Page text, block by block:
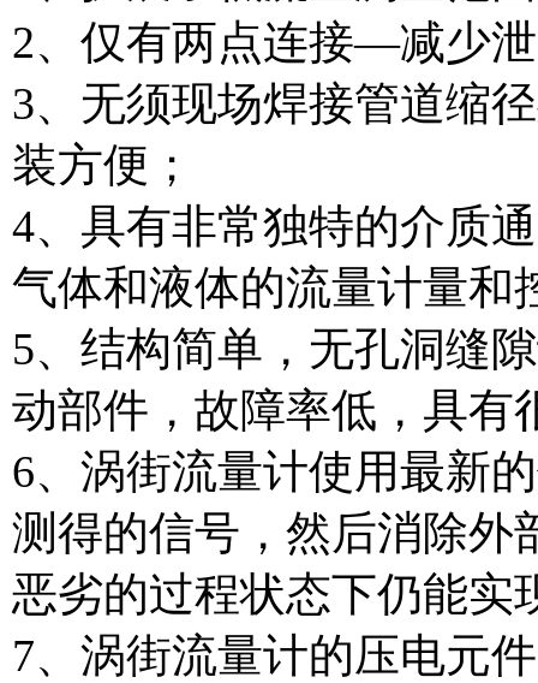
2、仅有两点连接—减少
3、无须现场焊接管道缩
装方便；
4、具有非常独特的介质
气体和液体的流量计量和
5、结构简单，无孔洞缝
动部件，故障率低，具有
6、涡街流量计使用最新
测得的信号，然后消除外
恶劣的过程状态下仍能实
7、涡街流量计的压电元